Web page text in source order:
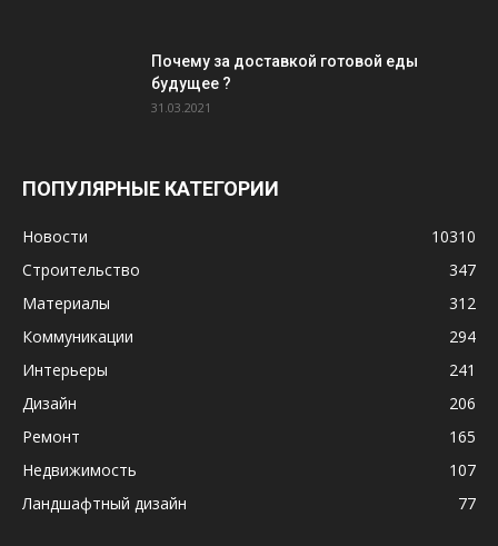
Почему за доставкой готовой еды
будущее ?
31.03.2021
ПОПУЛЯРНЫЕ КАТЕГОРИИ
Новости
10310
Строительство
347
Материалы
312
Коммуникации
294
Интерьеры
241
Дизайн
206
Ремонт
165
Недвижимость
107
Ландшафтный дизайн
77